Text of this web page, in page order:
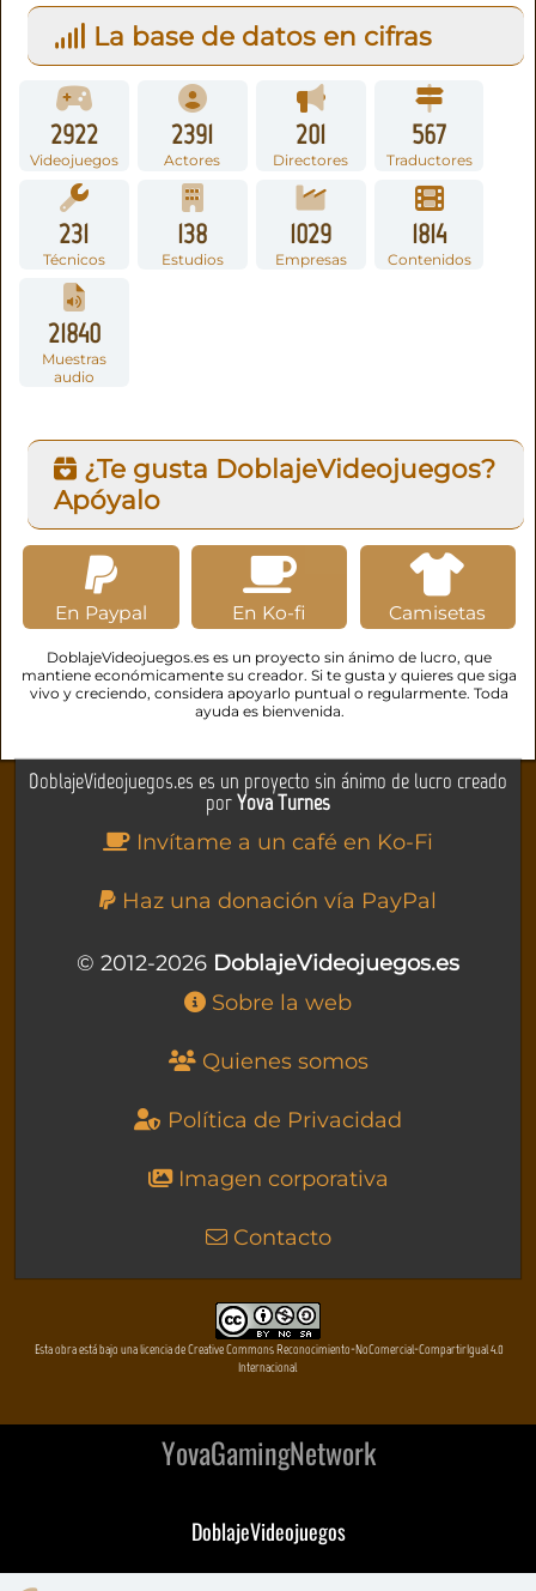
La base de datos en cifras
2922
Videojuegos
2391
Actores
201
Directores
567
Traductores
231
Técnicos
138
Estudios
1029
Empresas
1814
Contenidos
21840
Muestras
audio
¿Te gusta DoblajeVideojuegos?
Apóyalo
En Paypal En Ko-fi Camisetas
DoblajeVideojuegos.es es un proyecto sin ánimo de lucro, que
mantiene económicamente su creador. Si te gusta y quieres que siga
vivo y creciendo, considera apoyarlo puntual o regularmente. Toda
ayuda es bienvenida.
DoblajeVideojuegos.es es un proyecto sin ánimo de lucro creado
porYova Turnes
Invítame a un café en Ko-Fi
Haz una donación vía PayPal
© 2012-2026 DoblajeVideojuegos.es
Sobre la web
Quienes somos
Política de Privacidad
Imagen corporativa
Contacto
Esta obra está bajo una licencia de Creative Commons Reconocimiento-NoComercial-CompartirIgual 4.0
Internacional
YovaGamingNetwork
DoblajeVideojuegos
DeVuego